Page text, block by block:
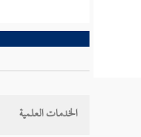
الخدمات العلمية